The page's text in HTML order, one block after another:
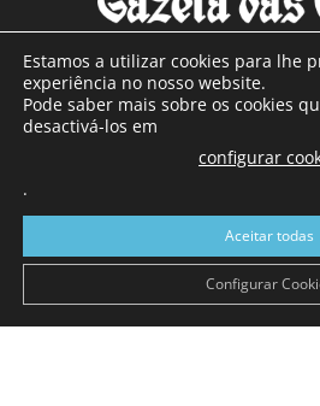
SOBRE
Com sede nas Caldas da Rainha
a sul de distrito de Leiria, com
toda a região Oeste. Jornal com
Continental e
Estamos a utilizar cookies para lhe
experiência no nosso website.
Pode saber mais sobre os cookies
desactivá-los em
configurar
.
Aceitar todas
Configurar